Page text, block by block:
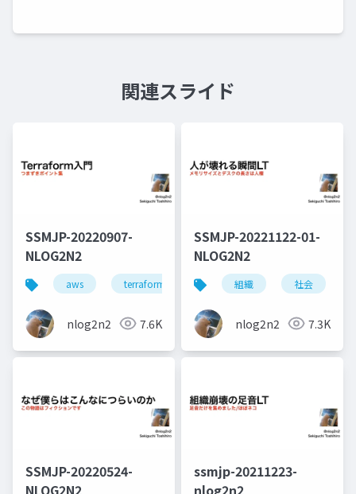
関連スライド
SSMJP-20220907-
NLOG2N2
aws terraform iac
nlog2n2 7.6K
SSMJP-20221122-01-
NLOG2N2
組織 社会
nlog2n2 7.3K
SSMJP-20220524-
NLOG2N2
ssmjp-20211223-
nlog2n2